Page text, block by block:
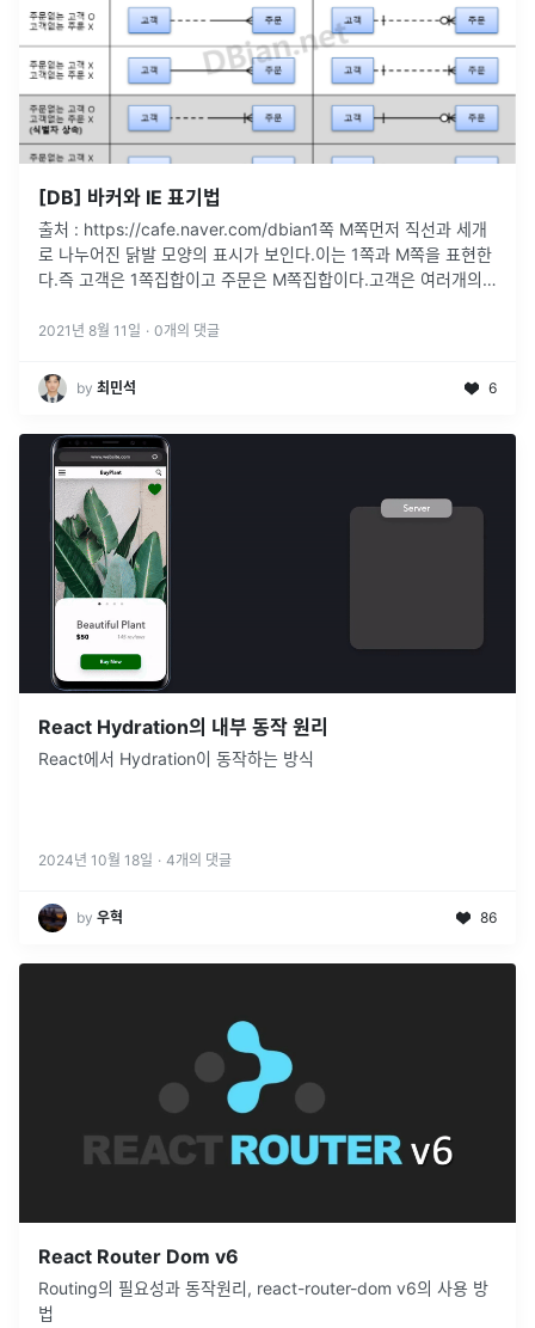
[DB] 바커와 IE 표기법
출처 : https://cafe.naver.com/dbian1쪽 M쪽먼저 직선과 세개
로 나누어진 닭발 모양의 표시가 보인다.이는 1쪽과 M쪽을 표현한
다.즉 고객은 1쪽집합이고 주문은 M쪽집합이다.고객은 여러개의
2021년 8월 11일 · 0개의 댓글
by 최민석 6
React Hydration의 내부 동작 원리
React에서 Hydration이 동작하는 방식
2024년 10월 18일 · 4개의 댓글
by 우혁 86
React Router Dom v6
Routing의 필요성과 동작원리, react-router-dom v6의 사용 방
법